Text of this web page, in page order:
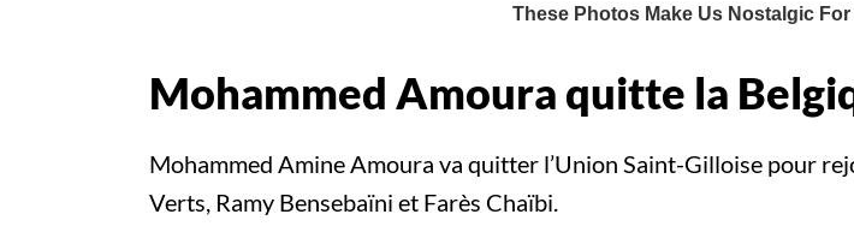
Mohammed Amoura quitte la
Mohammed Amine Amoura va quitter l’Union Saint-Gilloise pour
Verts, Ramy Bensebaïni et Farès Chaïbi.